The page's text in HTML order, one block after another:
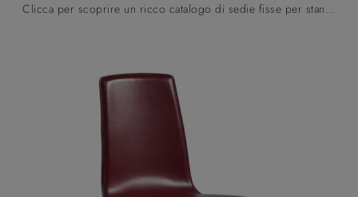
Clicca per scoprire un ricco catalogo di sedie fisse per stanze moderne: il modello Land di Pizzolato ti attende!